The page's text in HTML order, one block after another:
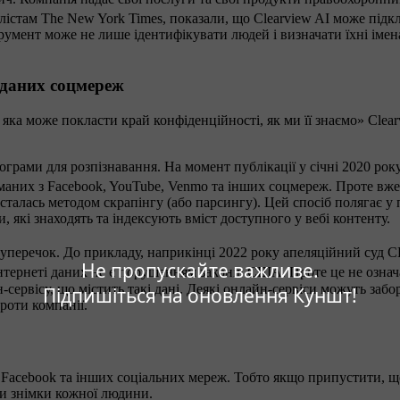
Не пропускайте важливе.
Підпишіться на оновлення Куншт!
The New York Times, показали, що Clearview AI може
може не лише ідентифікувати людей і визначати їхні
соцмереж
може покласти край конфіденційності, як ми її знаємо»
для розпізнавання. На момент публікації у січні 2020
з Facebook, YouTube, Venmo та інших соцмереж. Проте
методом скрапінгу (або парсингу). Цей спосіб
знаходять та індексують вміст доступного у вебі контенту.
До прикладу, наприкінці 2022 року апеляційний суд
даних не є порушенням законів США. Проте це не
що містить такі дані. Деякі онлайн-сервіси можуть
компанії.
Facebook та інших соціальних мереж. Тобто якщо припустити,
знімки кожної людини.